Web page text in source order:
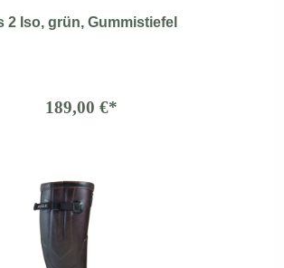
2 Iso, grün, Gummistiefel
189,00 €*